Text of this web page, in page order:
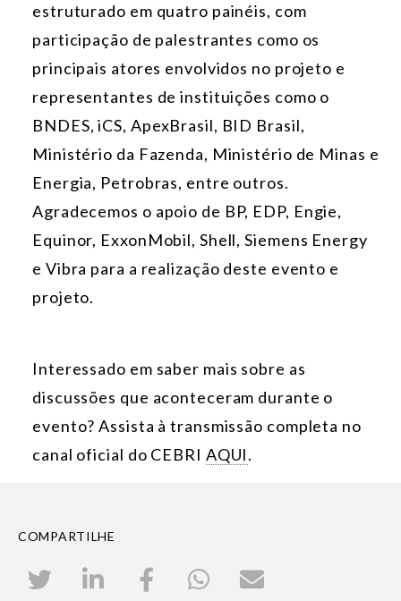
estruturado em quatro painéis, com
participação de palestrantes como os
principais atores envolvidos no projeto e
representantes de instituições como o
BNDES, iCS, ApexBrasil, BID Brasil,
Ministério da Fazenda, Ministério de Minas e
Energia, Petrobras, entre outros.
Agradecemos o apoio de BP, EDP, Engie,
Equinor, ExxonMobil, Shell, Siemens Energy
e Vibra para a realização deste evento e
projeto.
Interessado em saber mais sobre as
discussões que aconteceram durante o
evento? Assista à transmissão completa no
canal oficial do CEBRI AQUI.
COMPARTILHE